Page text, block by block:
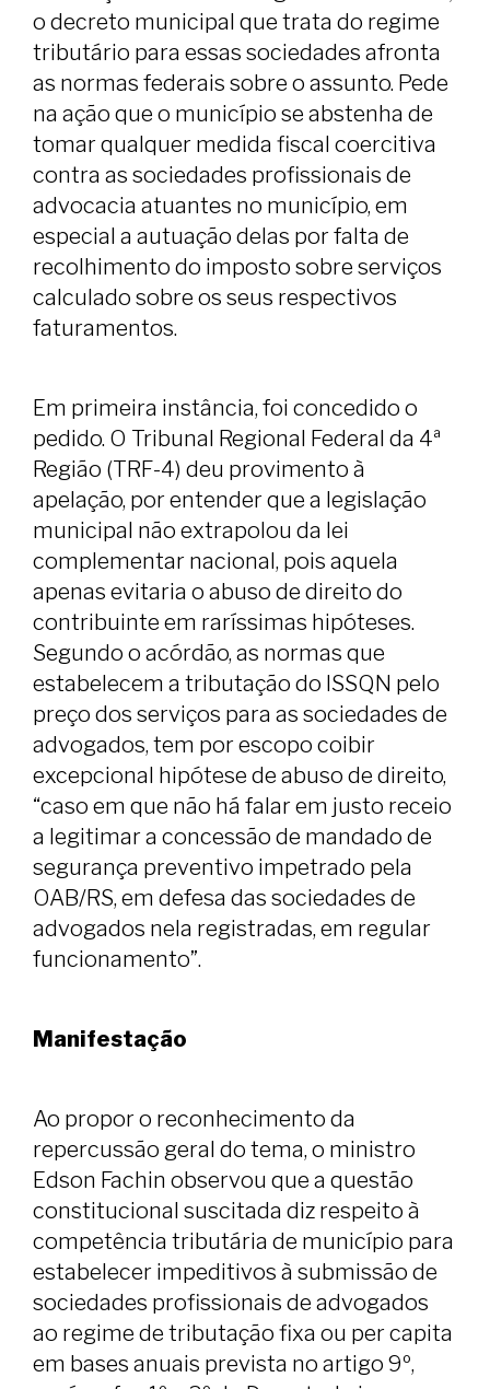
o decreto municipal que trata do regime
tributário para essas sociedades afronta
as normas federais sobre o assunto. Pede
na ação que o município se abstenha de
tomar qualquer medida fiscal coercitiva
contra as sociedades profissionais de
advocacia atuantes no município, em
especial a autuação delas por falta de
recolhimento do imposto sobre serviços
calculado sobre os seus respectivos
faturamentos.
Em primeira instância, foi concedido o
pedido. O Tribunal Regional Federal da 4ª
Região (TRF-4) deu provimento à
apelação, por entender que a legislação
municipal não extrapolou da lei
complementar nacional, pois aquela
apenas evitaria o abuso de direito do
contribuinte em raríssimas hipóteses.
Segundo o acórdão, as normas que
estabelecem a tributação do ISSQN pelo
preço dos serviços para as sociedades de
advogados, tem por escopo coibir
excepcional hipótese de abuso de direito,
“caso em que não há falar em justo receio
a legitimar a concessão de mandado de
segurança preventivo impetrado pela
OAB/RS, em defesa das sociedades de
advogados nela registradas, em regular
funcionamento”.
Manifestação
Ao propor o reconhecimento da
repercussão geral do tema, o ministro
Edson Fachin observou que a questão
constitucional suscitada diz respeito à
competência tributária de município para
estabelecer impeditivos à submissão de
sociedades profissionais de advogados
ao regime de tributação fixa ou per capita
em bases anuais prevista no artigo 9º,